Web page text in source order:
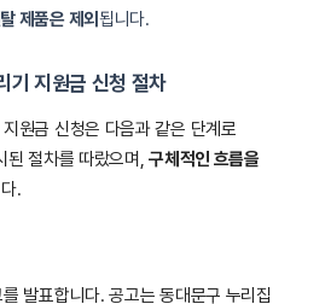
제품은 제외 됩니다.
기 지원금 신청 절차
원금 신청은 다음과 같은 단계로
된 절차를 따랐으며,구체적인 흐름을
.
발표합니다. 공고는 동대문구 누리집